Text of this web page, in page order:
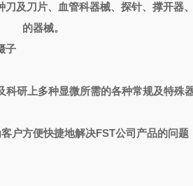
及刀片、血管科器械、探针、撑开器
的器械。
子
研上多种显微所需的各种常规及特殊
户方便快捷地解决FST公司产品的问题